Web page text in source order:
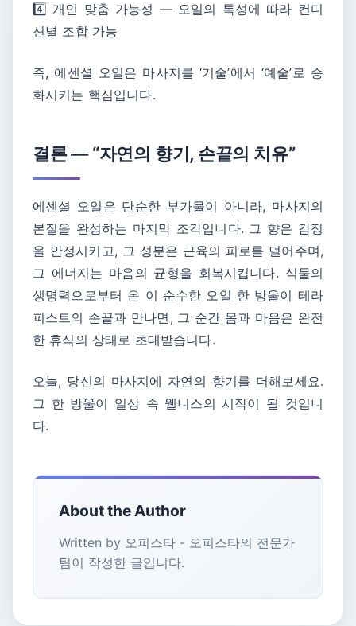
4️⃣ 개인 맞춤 가능성 — 오일의 특성에 따라 컨디
션별 조합 가능
즉, 에센셜 오일은 마사지를 ‘기술’에서 ‘예술’로 승
화시키는 핵심입니다.
결론 — “자연의 향기, 손끝의 치유”
에센셜 오일은 단순한 부가물이 아니라, 마사지의
본질을 완성하는 마지막 조각입니다. 그 향은 감정
을 안정시키고, 그 성분은 근육의 피로를 덜어주며,
그 에너지는 마음의 균형을 회복시킵니다. 식물의
생명력으로부터 온 이 순수한 오일 한 방울이 테라
피스트의 손끝과 만나면, 그 순간 몸과 마음은 완전
한 휴식의 상태로 초대받습니다.
오늘, 당신의 마사지에 자연의 향기를 더해보세요.
그 한 방울이 일상 속 웰니스의 시작이 될 것입니
다.
About the Author
Written by 오피스타 - 오피스타의 전문가
팀이 작성한 글입니다.